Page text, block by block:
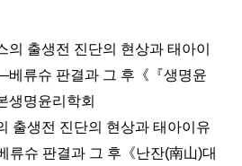
출생전 진단의 현상과 태아이
류슈 판결과 그 후《『생명윤
생명윤리학회
출생전 진단의 현상과 태아이유
류슈 판결과 그 후《난잔(南山)대